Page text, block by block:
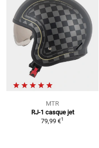
MTR
RJ-1 casque jet
79,99 €1